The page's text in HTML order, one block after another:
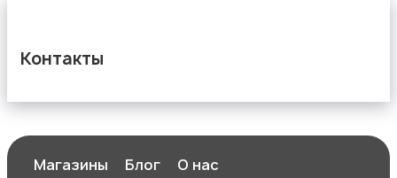
Контакты
Магазины Блог
О нас